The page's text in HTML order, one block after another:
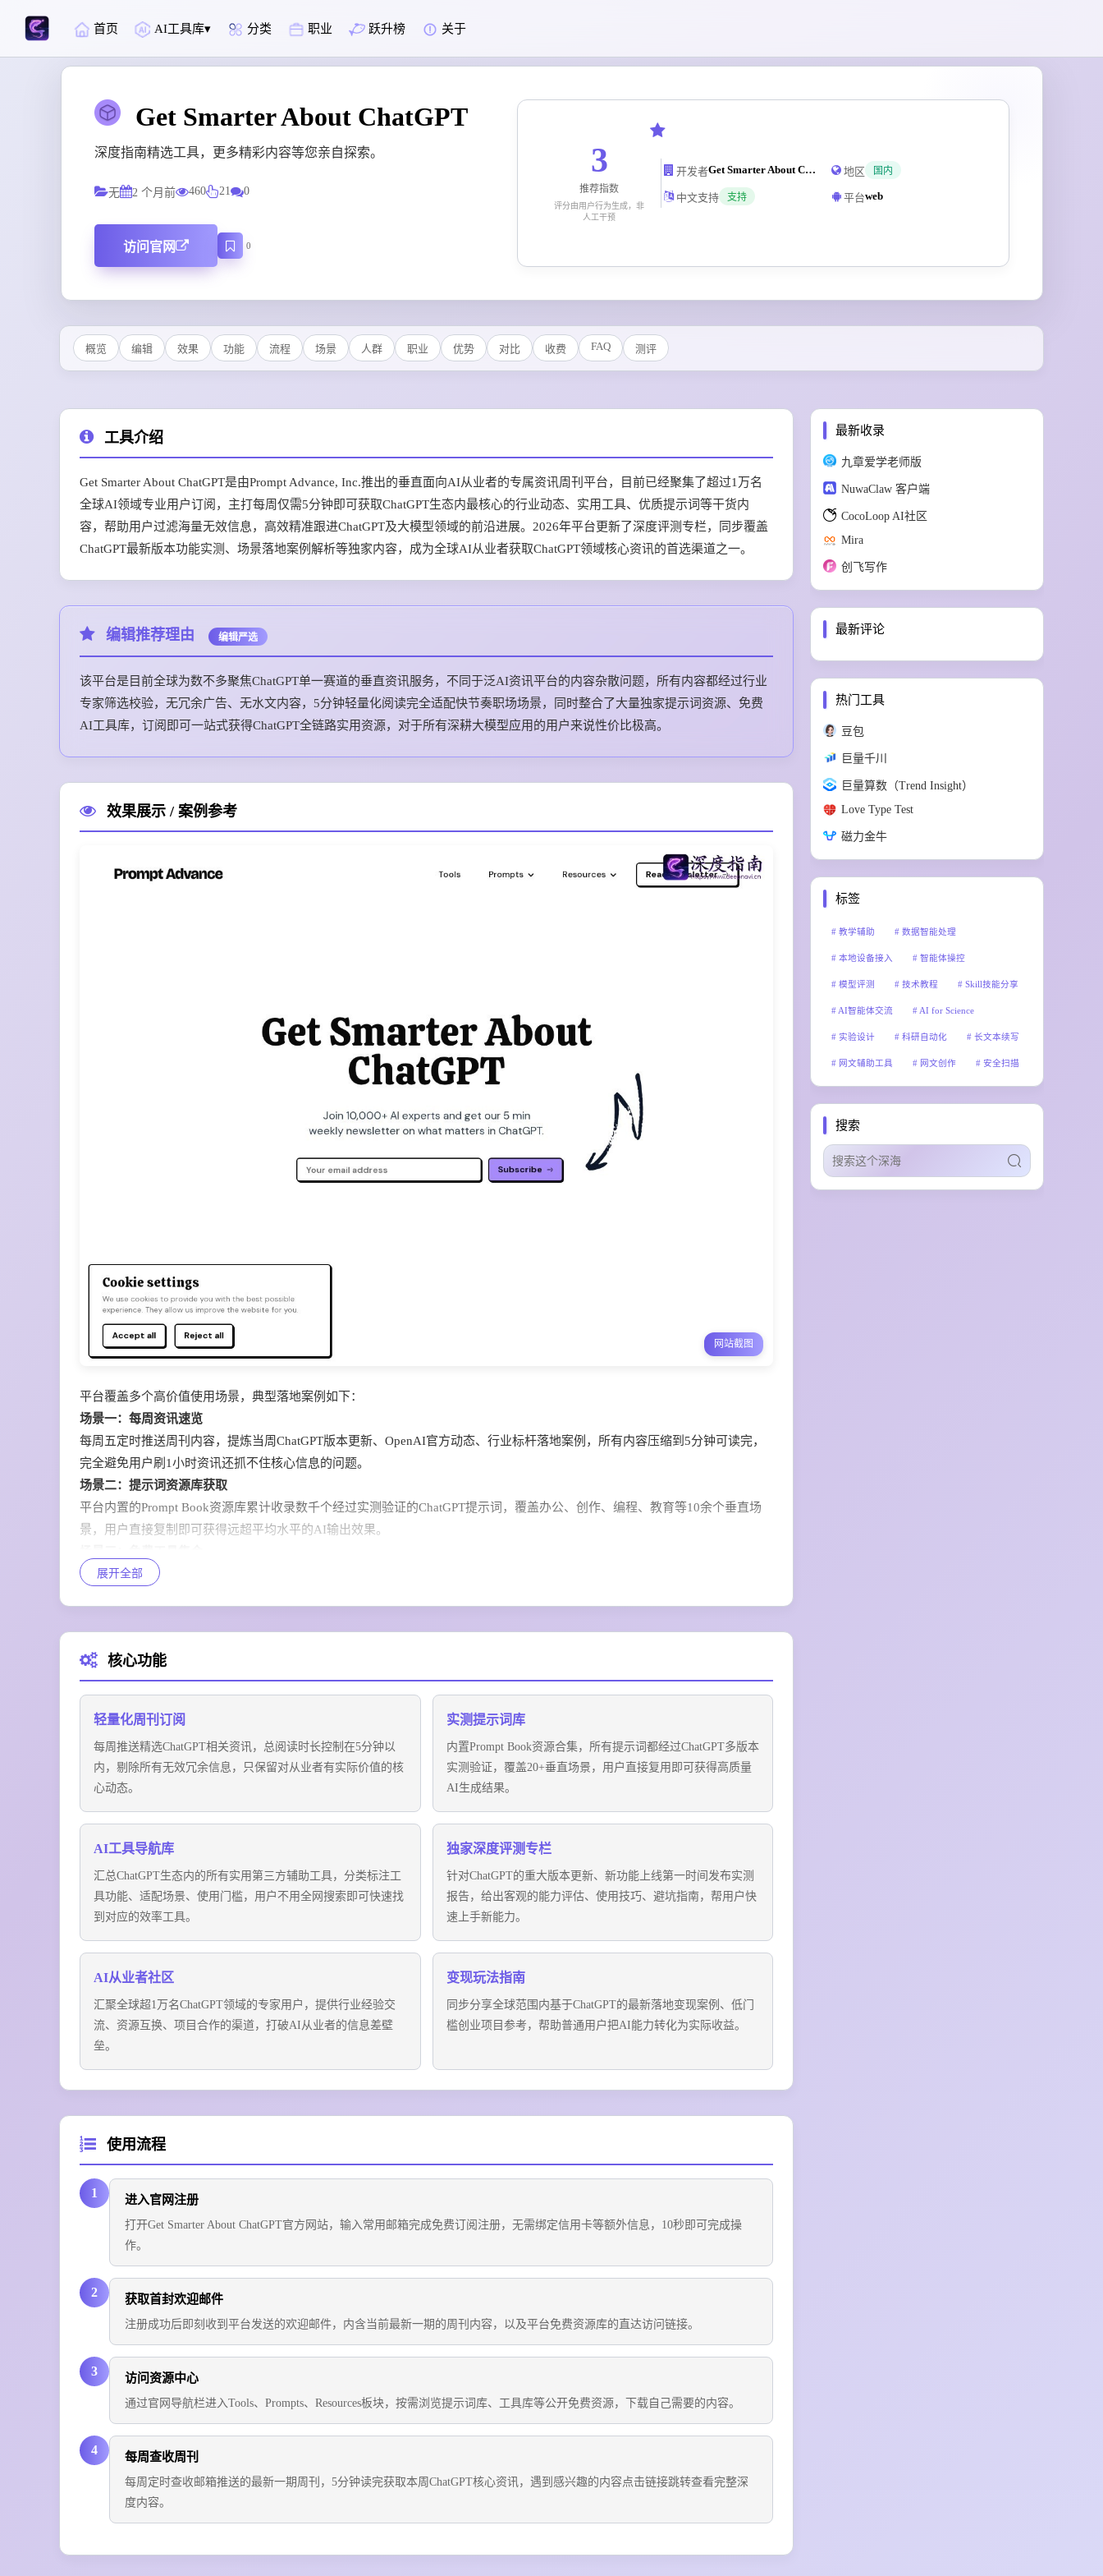
首页 AI工具库 分类 职业 跃升榜 关于
Get Smarter About ChatGPT
深度指南精选工具，更多精彩内容等您亲自探索。
无 2 个月前 460 21 0
访问官网 0
3
推荐指数
评分由用户行为生成，非
人工干预
开发者 Get Smarter About ChatGPT 地区 国内
中文支持 支持 平台web
概览 编辑 效果 功能 流程 场景 人群 职业 优势 对比 收费 FAQ 测评
工具介绍
Get Smarter About ChatGPT是由Prompt Advance, Inc.推出的垂直面向AI从业者的专属资讯周刊平台，目前已经聚集了超过1万名
全球AI领域专业用户订阅，主打每周仅需5分钟即可获取ChatGPT生态内最核心的行业动态、实用工具、优质提示词等干货内
容，帮助用户过滤海量无效信息，高效精准跟进ChatGPT及大模型领域的前沿进展。2026年平台更新了深度评测专栏，同步覆盖
ChatGPT最新版本功能实测、场景落地案例解析等独家内容，成为全球AI从业者获取ChatGPT领域核心资讯的首选渠道之一。
编辑推荐理由 编辑严选
该平台是目前全球为数不多聚焦ChatGPT单一赛道的垂直资讯服务，不同于泛AI资讯平台的内容杂散问题，所有内容都经过行业
专家筛选校验，无冗余广告、无水文内容，5分钟轻量化阅读完全适配快节奏职场场景，同时整合了大量独家提示词资源、免费
AI工具库，订阅即可一站式获得ChatGPT全链路实用资源，对于所有深耕大模型应用的用户来说性价比极高。
效果展示 / 案例参考
网站截图
平台覆盖多个高价值使用场景，典型落地案例如下：
场景一：每周资讯速览
每周五定时推送周刊内容，提炼当周ChatGPT版本更新、OpenAI官方动态、行业标杆落地案例，所有内容压缩到5分钟可读完，
完全避免用户刷1小时资讯还抓不住核心信息的问题。
场景二：提示词资源库获取
平台内置的Prompt Book资源库累计收录数千个经过实测验证的ChatGPT提示词，覆盖办公、创作、编程、教育等10余个垂直场
景，用户直接复制即可获得远超平均水平的AI输出效果。
平台汇总了全网上百款ChatGPT生态的第三方辅助工具，包括提示词生成器、输出格式转换、自定义GPTs配置工具等，无需用户
帮助用户提前布局AI应用赛道。
展开全部
核心功能
轻量化周刊订阅
每周推送精选ChatGPT相关资讯，总阅读时长控制在5分钟以
内，剔除所有无效冗余信息，只保留对从业者有实际价值的核
心动态。
实测提示词库
内置Prompt Book资源合集，所有提示词都经过ChatGPT多版本
实测验证，覆盖20+垂直场景，用户直接复用即可获得高质量
AI生成结果。
AI工具导航库
汇总ChatGPT生态内的所有实用第三方辅助工具，分类标注工
具功能、适配场景、使用门槛，用户不用全网搜索即可快速找
到对应的效率工具。
独家深度评测专栏
针对ChatGPT的重大版本更新、新功能上线第一时间发布实测
报告，给出客观的能力评估、使用技巧、避坑指南，帮用户快
速上手新能力。
AI从业者社区
汇聚全球超1万名ChatGPT领域的专家用户，提供行业经验交
流、资源互换、项目合作的渠道，打破AI从业者的信息差壁
垒。
变现玩法指南
同步分享全球范围内基于ChatGPT的最新落地变现案例、低门
槛创业项目参考，帮助普通用户把AI能力转化为实际收益。
使用流程
1 进入官网注册
打开Get Smarter About ChatGPT官方网站，输入常用邮箱完成免费订阅注册，无需绑定信用卡等额外信息，10秒即可完成操
作。
2 获取首封欢迎邮件
注册成功后即刻收到平台发送的欢迎邮件，内含当前最新一期的周刊内容，以及平台免费资源库的直达访问链接。
3 访问资源中心
通过官网导航栏进入Tools、Prompts、Resources板块，按需浏览提示词库、工具库等公开免费资源，下载自己需要的内容。
4 每周查收周刊
每周定时查收邮箱推送的最新一期周刊，5分钟读完获取本周ChatGPT核心资讯，遇到感兴趣的内容点击链接跳转查看完整深
度内容。
最新收录
九章爱学老师版
NuwaClaw 客户端
CocoLoop AI社区
Mira
创飞写作
最新评论
热门工具
豆包
巨量千川
巨量算数（Trend Insight）
Love Type Test
磁力金牛
标签
教学辅助 数据智能处理
本地设备接入 智能体操控
模型评测 技术教程 Skill技能分享
AI智能体交流 AI for Science
实验设计 科研自动化 长文本续写
网文辅助工具 网文创作 安全扫描
智能工单处理
搜索